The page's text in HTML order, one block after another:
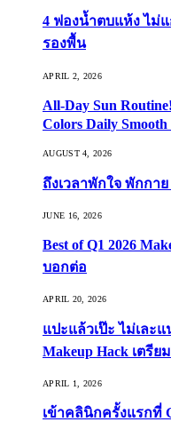
4 ฟองน้ำตบแห้ง ไม่
รองพื้น
APRIL 2, 2026
All-Day Sun
Colors Daily
AUGUST 4, 2026
ถึงเวลาพักใจ พักกา
JUNE 16, 2026
Best of Q1 2026
บอกต่อ
APRIL 20, 2026
แปะแล้วเป๊ะ ไม่เละ
Makeup Hack เตรีย
APRIL 1, 2026
เข้าคลินิกครั้งแรกที่